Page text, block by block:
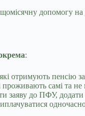
допомогу на
:
отримують пенсію
проживають самі та
заяву до ПФУ,